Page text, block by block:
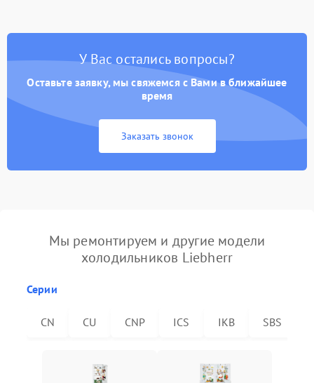
У Вас остались вопросы?
Оставьте заявку, мы свяжемся с Вами в ближайшее
время
Заказать звонок
Мы ремонтируем и другие модели
холодильников Liebherr
Серии
CN CU CNP ICS IKB SBS